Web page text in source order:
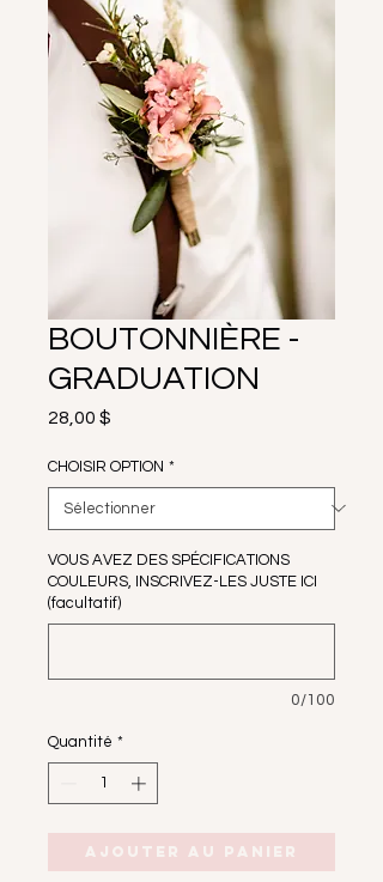
BOUTONNIÈRE -
GRADUATION
28,00 $
CHOISIR OPTION *
VOUS AVEZ DES SPÉCIFICATIONS
COULEURS, INSCRIVEZ-LES JUSTE ICI
(facultatif)
0/100
Quantité *
Ajouter au panier